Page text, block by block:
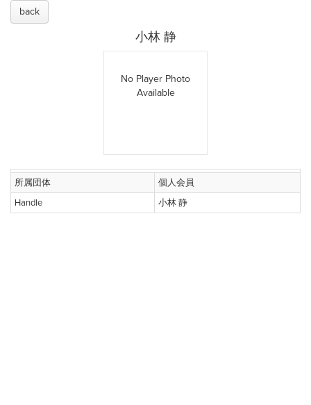
back
小林 静
No Player Photo
Available
所属団体
個人会員
Handle
小林 静